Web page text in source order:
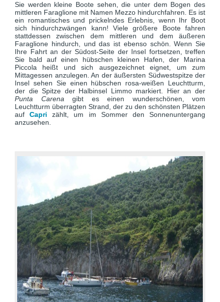
Sie werden kleine Boote sehen, die unter dem Bogen des
mittleren Faraglione mit Namen Mezzo hindurchfahren. Es ist
ein romantisches und prickelndes Erlebnis, wenn Ihr Boot
sich hindurchzwängen kann! Viele größere Boote fahren
stattdessen zwischen dem mittleren und dem äußeren
Faraglione hindurch, und das ist ebenso schön. Wenn Sie
Ihre Fahrt an der Südost-Seite der Insel fortsetzen, treffen
Sie bald auf einen hübschen kleinen Hafen, der Marina
Piccola heißt und sich ausgezeichnet eignet, um zum
Mittagessen anzulegen. An der äußersten Südwestspitze der
Insel sehen Sie einen hübschen rosa-weißen Leuchtturm,
der die Spitze der Halbinsel Limmo markiert. Hier an der
Punta Carena gibt es einen wunderschönen, vom
Leuchtturm überragten Strand, der zu den schönsten Plätzen
aufCapri zählt, um im Sommer den Sonnenuntergang
anzusehen.